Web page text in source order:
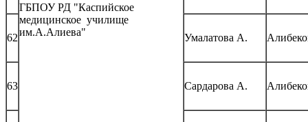
ГБПОУ РД "Каспийское
медицинское училище
им.А.Алиева"
62 Умалатова А.
63 Сардарова А.